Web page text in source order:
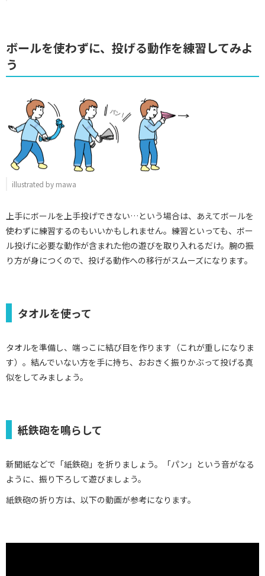
ボールを使わずに、投げる動作を練習してみよ
う
illustrated by mawa
上手にボールを上手投げできない…という場合は、あえてボールを
使わずに練習するのもいいかもしれません。練習といっても、ボー
ル投げに必要な動作が含まれた他の遊びを取り入れるだけ。腕の振
り方が身につくので、投げる動作への移行がスムーズになります。
タオルを使って
タオルを準備し、端っこに結び目を作ります（これが重しになりま
す）。結んでいない方を手に持ち、おおきく振りかぶって投げる真
似をしてみましょう。
紙鉄砲を鳴らして
新聞紙などで「紙鉄砲」を折りましょう。「パン」という音がなる
ように、振り下ろして遊びましょう。
紙鉄砲の折り方は、以下の動画が参考になります。